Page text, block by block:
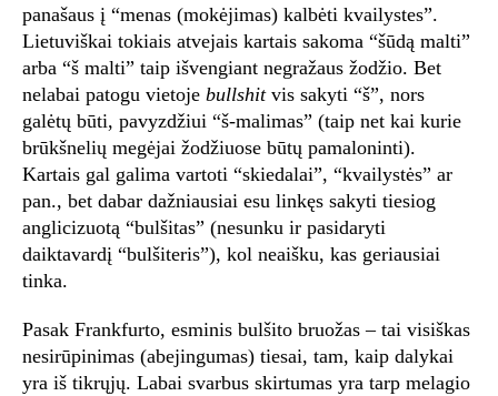
panašaus į “menas (mokėjimas) kalbėti kvailystes”.
Lietuviškai tokiais atvejais kartais sakoma “šūdą malti”
arba “š malti” taip išvengiant negražaus žodžio. Bet
nelabai patogu vietoje bullshitvis sakyti “š”, nors
galėtų būti, pavyzdžiui “š-malimas” (taip net kai kurie
brūkšnelių megėjai žodžiuose būtų pamaloninti).
Kartais gal galima vartoti “skiedalai”, “kvailystės” ar
pan., bet dabar dažniausiai esu linkęs sakyti tiesiog
anglicizuotą “bulšitas” (nesunku ir pasidaryti
daiktavardį “bulšiteris”), kol neaišku, kas geriausiai
tinka.
Pasak Frankfurto, esminis bulšito bruožas – tai visiškas
nesirūpinimas (abejingumas) tiesai, tam, kaip dalykai
yra iš tikrųjų. Labai svarbus skirtumas yra tarp melagio